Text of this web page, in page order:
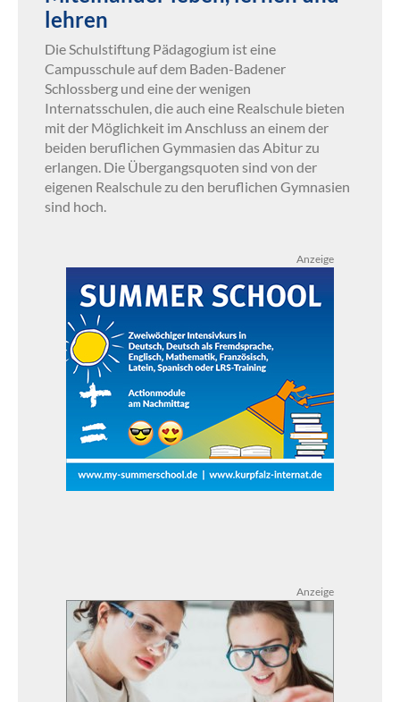
lehren
Die Schulstiftung Pädagogium ist eine
Campusschule auf dem Baden-Badener
Schlossberg und eine der wenigen
Internatsschulen, die auch eine Realschule bieten
mit der Möglichkeit im Anschluss an einem der
beiden beruflichen Gymmasien das Abitur zu
erlangen. Die Übergangsquoten sind von der
eigenen Realschule zu den beruflichen Gymnasien
sind hoch.
Anzeige
Anzeige